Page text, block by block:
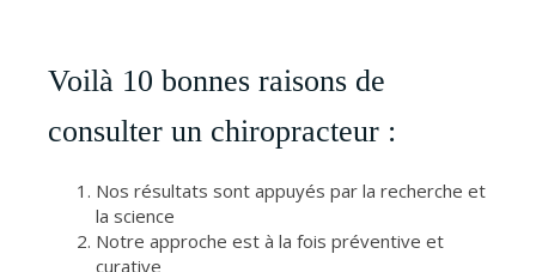
Voilà 10 bonnes raisons de
consulter un chiropracteur :
Nos résultats sont appuyés par la recherche et
la science
Notre approche est à la fois préventive et
curative